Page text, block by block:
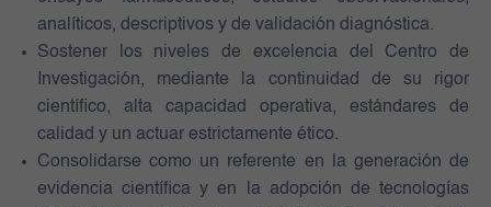
analíticos, descriptivos y de validación diagnóstica.
Sostener los niveles de excelencia del Centro de
Investigación, mediante la continuidad de su rigor
científico, alta capacidad operativa, estándares de
calidad y un actuar estrictamente ético.
Consolidarse como un referente en la generación de
evidencia científica y en la adopción de tecnologías